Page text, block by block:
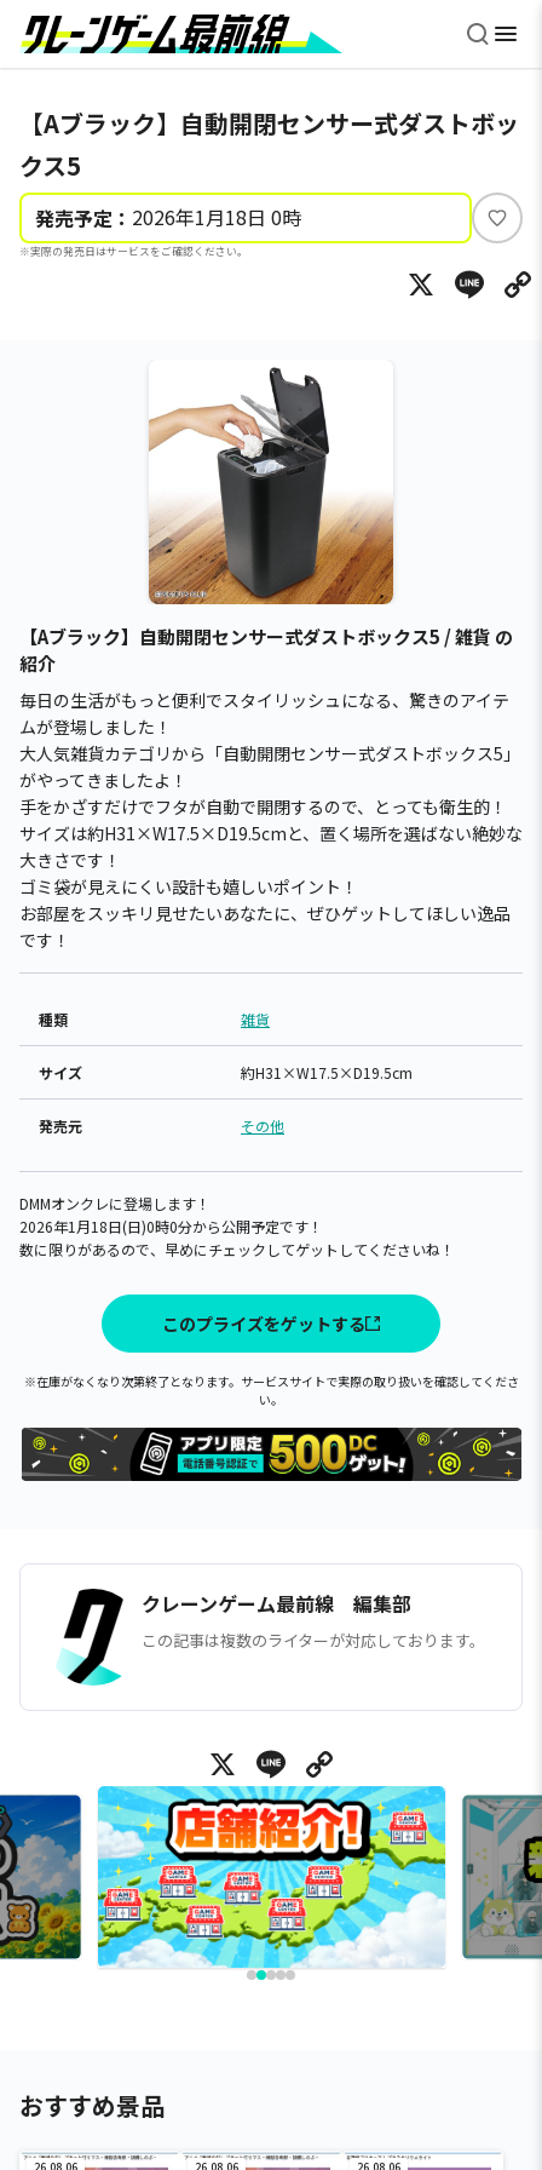
【Aブラック】自動開閉センサー式ダストボッ
クス5
発売予定： 2026年1月18日 0時
※実際の発売日はサービスをご確認ください。
い
ね
X
【Aブラック】自動開閉センサー式ダストボックス5 / 雑貨 の
紹介
毎日の生活がもっと便利でスタイリッシュになる、驚きのアイテ
ムが登場しました！
大人気雑貨カテゴリから「自動開閉センサー式ダストボックス5」
がやってきましたよ！
手をかざすだけでフタが自動で開閉するので、とっても衛生的！
サイズは約H31×W17.5×D19.5cmと、置く場所を選ばない絶妙な
大きさです！
ゴミ袋が見えにくい設計も嬉しいポイント！
お部屋をスッキリ見せたいあなたに、ぜひゲットしてほしい逸品
です！
種類 雑貨
サイズ 約H31×W17.5×D19.5cm
発売元 その他
DMMオンクレに登場します！
2026年1月18日(日)0時0分から公開予定です！
数に限りがあるので、早めにチェックしてゲットしてくださいね！
このプライズをゲットする
※在庫がなくなり次第終了となります。サービスサイトで実際の取り扱いを確認してくださ
い。
クレーンゲーム最前線 編集部
この記事は複数のライターが対応しております。
X Line
おすすめ景品